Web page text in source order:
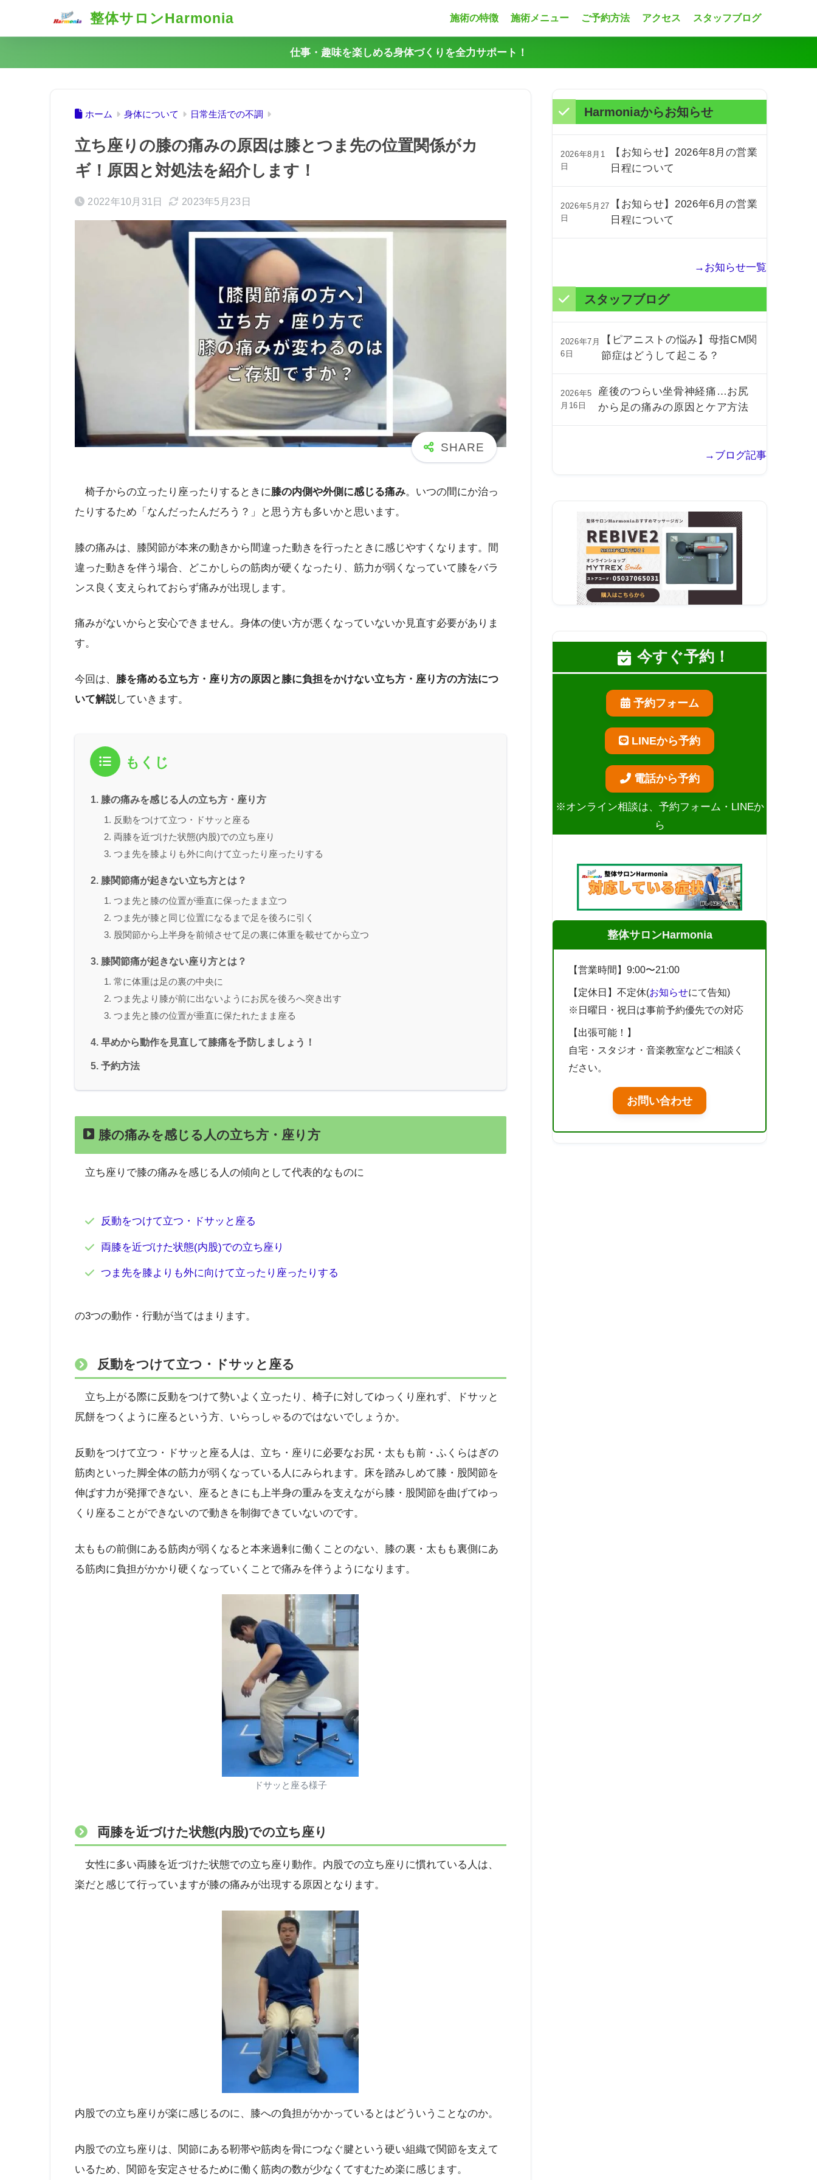
整体サロンHarmonia 施術の特徴 施術メニュー ご予約方法 アクセス スタッフブログ
仕事・趣味を楽しめる身体づくりを全力サポート！
ホーム 身体について 日常生活での不調
立ち座りの膝の痛みの原因は膝とつま先の位置関係がカ
ギ！原因と対処法を紹介します！
2022年10月31日 2023年5月23日
椅子からの立ったり座ったりするときに膝の内側や外側に感じる痛み。いつの間にか治っ
たりするため「なんだったんだろう？」と思う方も多いかと思います。
膝の痛みは、膝関節が本来の動きから間違った動きを行ったときに感じやすくなります。間
違った動きを伴う場合、どこかしらの筋肉が硬くなったり、筋力が弱くなっていて膝をバラ
ンス良く支えられておらず痛みが出現します。
痛みがないからと安心できません。身体の使い方が悪くなっていないか見直す必要がありま
す。
今回は、 膝を痛める立ち方・座り方の原因と膝に負担をかけない立ち方・座り方の方法につ
いて解説していきます。
もくじ
膝の痛みを感じる人の立ち方・座り方
反動をつけて立つ・ドサッと座る
両膝を近づけた状態(内股)での立ち座り
つま先を膝よりも外に向けて立ったり座ったりする
膝関節痛が起きない立ち方とは？
つま先と膝の位置が垂直に保ったまま立つ
つま先が膝と同じ位置になるまで足を後ろに引く
股関節から上半身を前傾させて足の裏に体重を載せてから立つ
膝関節痛が起きない座り方とは？
常に体重は足の裏の中央に
つま先より膝が前に出ないようにお尻を後ろへ突き出す
つま先と膝の位置が垂直に保たれたまま座る
早めから動作を見直して膝痛を予防しましょう！
予約方法
膝の痛みを感じる人の立ち方・座り方
立ち座りで膝の痛みを感じる人の傾向として代表的なものに
反動をつけて立つ・ドサッと座る
両膝を近づけた状態(内股)での立ち座り
つま先を膝よりも外に向けて立ったり座ったりする
の3つの動作・行動が当てはまります。
反動をつけて立つ・ドサッと座る
立ち上がる際に反動をつけて勢いよく立ったり、椅子に対してゆっくり座れず、ドサッと
尻餅をつくように座るという方、いらっしゃるのではないでしょうか。
反動をつけて立つ・ドサッと座る人は、立ち・座りに必要なお尻・太もも前・ふくらはぎの
筋肉といった脚全体の筋力が弱くなっている人にみられます。床を踏みしめて膝・股関節を
伸ばす力が発揮できない、座るときにも上半身の重みを支えながら膝・股関節を曲げてゆっ
くり座ることができないので動きを制御できていないのです。
太ももの前側にある筋肉が弱くなると本来過剰に働くことのない、膝の裏・太もも裏側にあ
る筋肉に負担がかかり硬くなっていくことで痛みを伴うようになります。
ドサッと座る様子
両膝を近づけた状態(内股)での立ち座り
女性に多い両膝を近づけた状態での立ち座り動作。内股での立ち座りに慣れている人は、
楽だと感じて行っていますが膝の痛みが出現する原因となります。
内股での立ち座りが楽に感じるのに、膝への負担がかかっているとはどういうことなのか。
内股での立ち座りは、関節にある靭帯や筋肉を骨につなぐ腱という硬い組織で関節を支えて
いるため、関節を安定させるために働く筋肉の数が少なくてすむため楽に感じます。
Harmoniaからお知らせ
2026年8月1
日
【お知らせ】2026年8月の営業
日程について
2026年5月27
日
【お知らせ】2026年6月の営業
日程について
→お知らせ一覧
スタッフブログ
2026年7月
6日
【ピアニストの悩み】母指CM関
節症はどうして起こる？
2026年5
月16日
産後のつらい坐骨神経痛…お尻
から足の痛みの原因とケア方法
→ブログ記事
今すぐ予約！
予約フォーム
LINEから予約
電話から予約
※オンライン相談は、予約フォーム・LINEか
ら
整体サロンHarmonia
【営業時間】9:00〜21:00
【定休日】不定休(お知らせにて告知)
※日曜日・祝日は事前予約優先での対応
【出張可能！】
自宅・スタジオ・音楽教室などご相談く
ださい。
お問い合わせ